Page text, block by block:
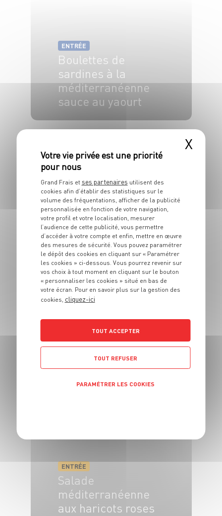
ENTRÉE
Boulettes de
sardines à la
méditerranéenne
sauce au yaourt
ENTRÉE
Verrines de crème
de patate douce,
crumble de pain
d’épices et Saint
Jacques rôties
4 pers. 25 min.
ENTRÉE
Rouleaux de
printemps
ENTRÉE
Salade
méditerranéenne
aux haricots roses
X
Grand Frais et ses partenaires utilisent des
cookies afin d’établir des statistiques sur le
volume des fréquentations, afficher de la publicité
personnalisée en fonction de votre navigation,
votre profil et votre localisation, mesurer
l’audience de cette publicité, vous permettre
d’accéder à votre compte et enfin, mettre en œuvre
des mesures de sécurité. Vous pouvez paramétrer
le dépôt des cookies en cliquant sur « Paramétrer
les cookies » ci-dessous. Vous pourrez revenir sur
vos choix à tout moment en cliquant sur le bouton
« personnaliser les cookies » situé en bas de
votre écran. Pour en savoir plus sur la gestion des
cookies, cliquez-ici
TOUT ACCEPTER
TOUT REFUSER
PARAMÉTRER LES COOKIES